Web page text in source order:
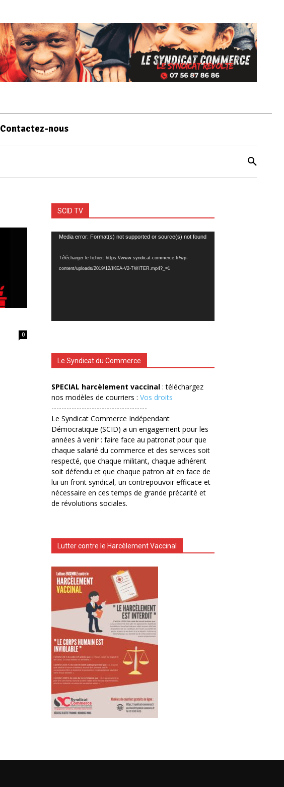
Contactez-nous
0
SCID TV
Lecteur
Media error: Format(s) not supported or source(s) not found
Télécharger le fichier: https://www.syndicat-commerce.fr/wp-
content/uploads/2019/12/IKEA-V2-TWITER.mp4?_=1
Le Syndicat du Commerce
SPECIAL harcèlement vaccinal : téléchargez
nos modèles de courriers : Vos droits
--------------------------------------
Le Syndicat Commerce Indépendant
Démocratique (SCID) a un engagement pour les
années à venir : faire face au patronat pour que
chaque salarié du commerce et des services soit
respecté, que chaque militant, chaque adhérent
soit défendu et que chaque patron ait en face de
lui un front syndical, un contrepouvoir efficace et
nécessaire en ces temps de grande précarité et
de révolutions sociales.
Lutter contre le Harcèlement Vaccinal